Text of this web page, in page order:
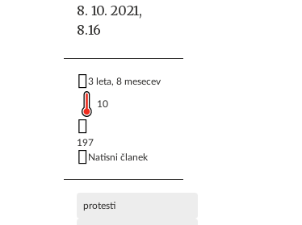
8. 10. 2021,
8.16
3 leta, 8 mesecev
10
197
Natisni članek
protesti